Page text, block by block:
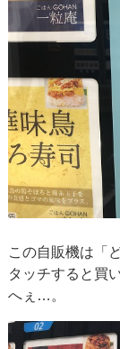
この自販機は「
タッチすると買
へぇ…。